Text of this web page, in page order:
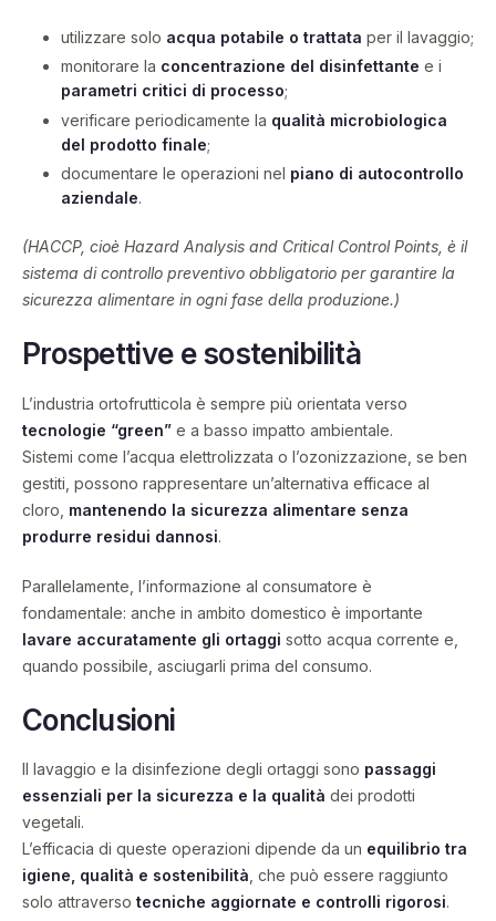
utilizzare solo acqua potabile o trattata per il lavaggio;
monitorare la concentrazione del disinfettante e i
parametri critici di processo;
verificare periodicamente la qualità microbiologica
del prodotto finale;
documentare le operazioni nel piano di autocontrollo
aziendale.
(HACCP, cioè Hazard Analysis and Critical Control Points, è il
sistema di controllo preventivo obbligatorio per garantire la
sicurezza alimentare in ogni fase della produzione.)
Prospettive e sostenibilità
L’industria ortofrutticola è sempre più orientata verso
tecnologie “green” e a basso impatto ambientale.
Sistemi come l’acqua elettrolizzata o l’ozonizzazione, se ben
gestiti, possono rappresentare un’alternativa efficace al
cloro, mantenendo la sicurezza alimentare senza
produrre residui dannosi.
Parallelamente, l’informazione al consumatore è
fondamentale: anche in ambito domestico è importante
lavare accuratamente gli ortaggi sotto acqua corrente e,
quando possibile, asciugarli prima del consumo.
Conclusioni
Il lavaggio e la disinfezione degli ortaggi sono passaggi
essenziali per la sicurezza e la qualità dei prodotti
vegetali.
L’efficacia di queste operazioni dipende da un equilibrio tra
igiene, qualità e sostenibilità, che può essere raggiunto
solo attraverso tecniche aggiornate e controlli rigorosi.